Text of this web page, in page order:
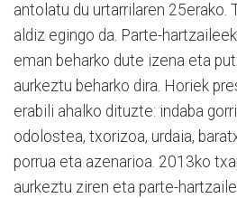
antolatu du urtarrilaren 25erako.
aldiz egingo da. Parte-
eman beharko dute izena eta
aurkeztu beharko dira. Horiek
erabili ahalko dituzte: indaba
odolostea, txorizoa, urdaia,
porrua eta azenarioa. 2013ko
aurkeztu ziren eta parte-